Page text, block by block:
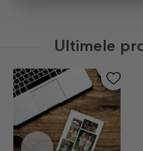
Ultimele